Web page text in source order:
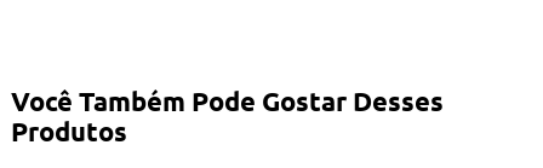
Você Também Pode Gostar Desses
Produtos